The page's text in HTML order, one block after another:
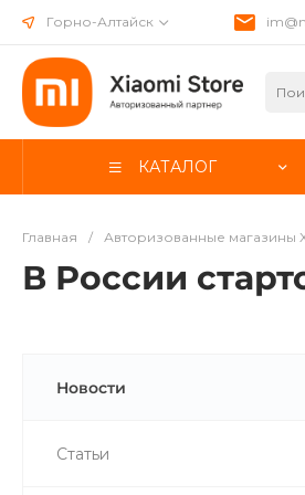
Горно-Алтайск
КАТАЛОГ
Главная / Авторизованные магазины
В России
Новости
Статьи